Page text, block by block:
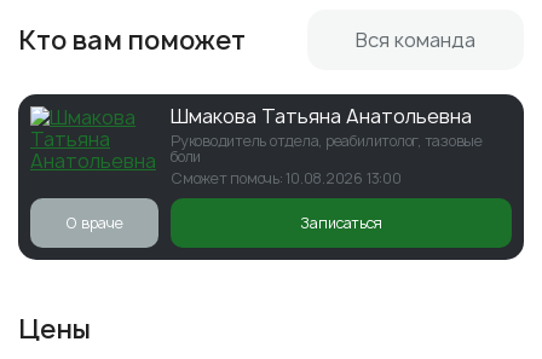
Кто вам поможет Вся команда
Шмакова Татьяна Анатольевна
Руководитель отдела, реабилитолог, тазовые
боли
Сможет помочь: 10.08.2026 13:00
О враче Записаться
Цены